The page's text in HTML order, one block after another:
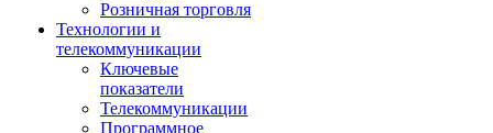
Розничная торговля
Технологии и
телекоммуникации
Ключевые
показатели
Телекоммуникации
Программное